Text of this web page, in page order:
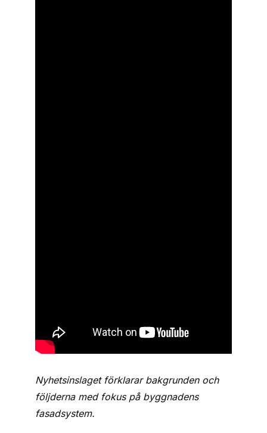
Nyhetsinslaget förklarar bakgrunden och
följderna med fokus på byggnadens
fasadsystem.